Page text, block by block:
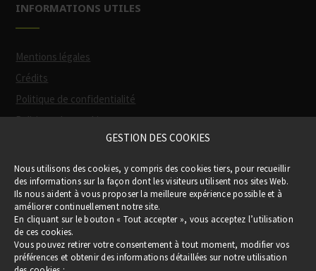
GESTION DES COOKIES
Nous utilisons des cookies, y compris des cookies tiers, pour recueillir
des informations sur la façon dont les visiteurs utilisent nos sites Web.
Ils nous aident à vous proposer la meilleure expérience possible et à
améliorer continuellement notre site.
En cliquant sur le bouton « Tout accepter », vous acceptez l’utilisation
de ces cookies.
Vous pouvez retirer votre consentement à tout moment, modifier vos
préférences et obtenir des informations détaillées sur notre utilisation
INFORMATIONS UTILES
Mentions légales
Crédits
Politique de confidentialité
Politique des cookies
le Pass Occitanie)